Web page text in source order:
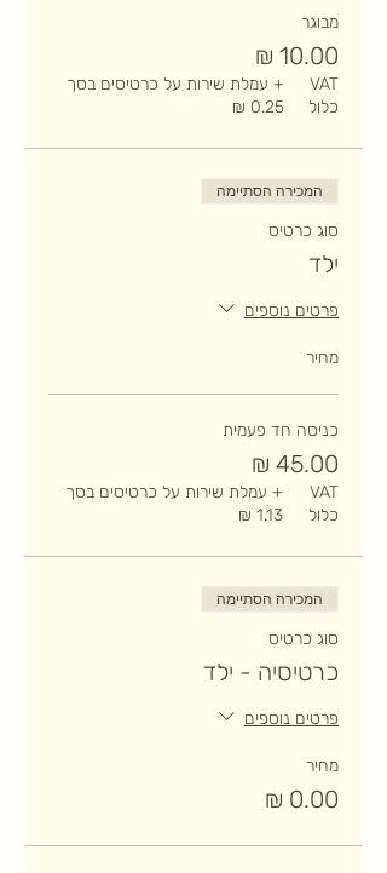
מבוגר
VAT
כלול
+ עמלת שירות על כרטיסים בסך
‏0.25 ‏₪
המכירה הסתיימה
סוג כרטיס
ילד
פרטים נוספים
מחיר
כניסה חד פעמית
VAT
כלול
+ עמלת שירות על כרטיסים בסך
‏1.13 ‏₪
המכירה הסתיימה
סוג כרטיס
כרטיסיה - ילד
פרטים נוספים
מחיר